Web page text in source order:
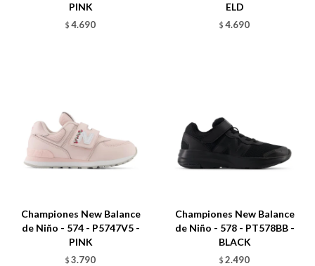
PINK
$ 4.690
ELD
$ 4.690
Championes New Balance
de Niño - 574 - P5747V5 -
PINK
$ 3.790
Championes New Balance
de Niño - 578 - PT578BB -
BLACK
$ 2.490